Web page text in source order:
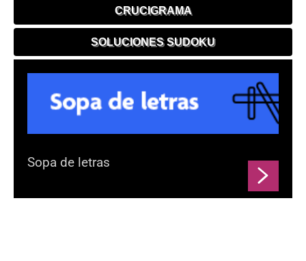
CRUCIGRAMA
SOLUCIONES SUDOKU
Sopa de letras